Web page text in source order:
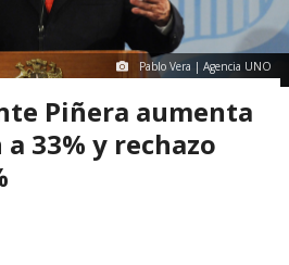
Pablo Vera | Agencia UNO
Piñera aumenta
33% y rechazo